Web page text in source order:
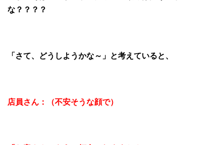
な？？？？
「さて、どうしようかな～」と考えていると、
店員さん：（不安そうな顔で）